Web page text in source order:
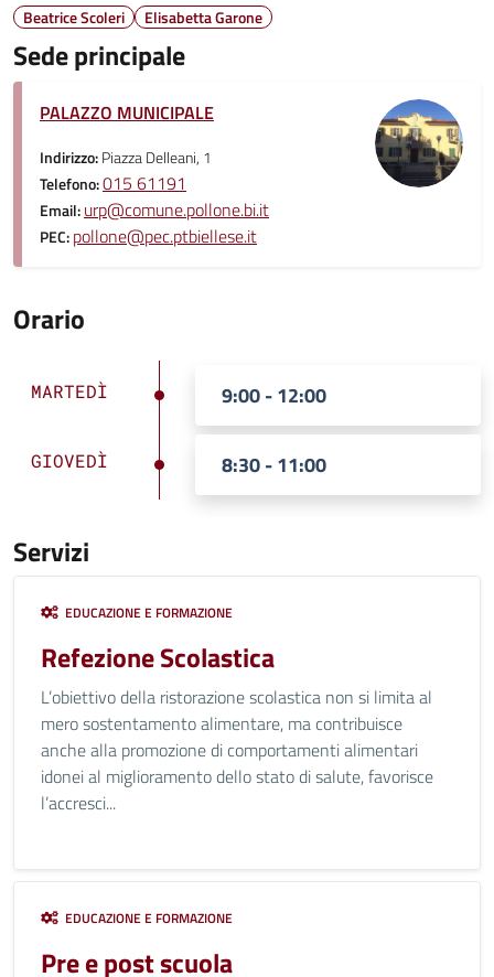
Beatrice Scoleri Elisabetta Garone
Sede principale
PALAZZO MUNICIPALE
Indirizzo:Piazza Delleani, 1
Telefono:015 61191
Email:urp@comune.pollone.bi.it
PEC:pollone@pec.ptbiellese.it
Orario
MARTEDÌ 9:00 - 12:00
GIOVEDÌ 8:30 - 11:00
Servizi
EDUCAZIONE E FORMAZIONE
Refezione Scolastica
L’obiettivo della ristorazione scolastica non si limita al
mero sostentamento alimentare, ma contribuisce
anche alla promozione di comportamenti alimentari
idonei al miglioramento dello stato di salute, favorisce
l’accresci...
EDUCAZIONE E FORMAZIONE
Pre e post scuola